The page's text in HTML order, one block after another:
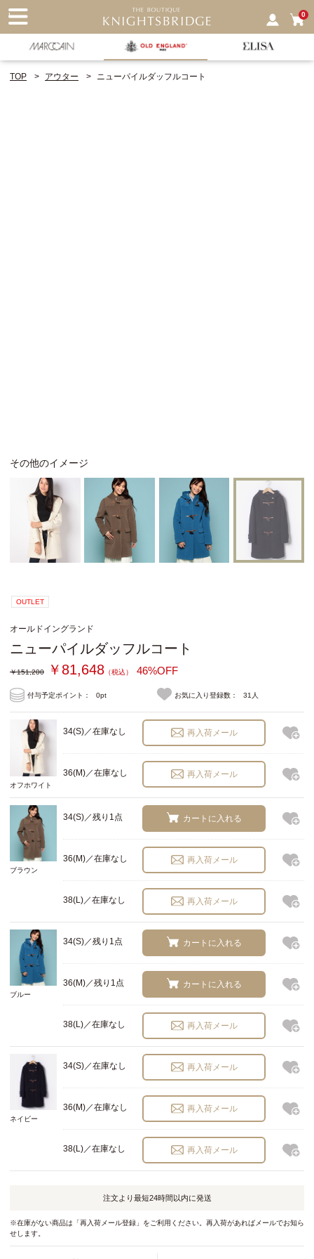
0
TOP アウター ニューパイルダッフルコート
その他のイメージ
OUTLET
オールドイングランド
ニューパイルダッフルコート
￥151,200 ￥81,648 （税込） 46%OFF
付与予定ポイント： 0pt お気に入り登録数： 31人
オフホワイト
34(S)／在庫なし 再入荷メール
36(M)／在庫なし 再入荷メール
ブラウン
34(S)／残り1点 カートに入れる
36(M)／在庫なし 再入荷メール
38(L)／在庫なし 再入荷メール
ブルー
34(S)／残り1点 カートに入れる
36(M)／残り1点 カートに入れる
38(L)／在庫なし 再入荷メール
ネイビー
34(S)／在庫なし 再入荷メール
36(M)／在庫なし 再入荷メール
38(L)／在庫なし 再入荷メール
注文より最短24時間以内に発送
※在庫がない商品は「再入荷メール登録」をご利用ください。再入荷があればメールでお知ら
せします。